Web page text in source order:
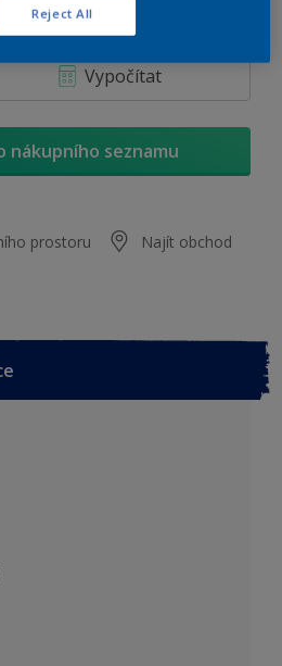
pro výpočet barvy
Vypočítat
nákupního seznamu
prostoru Najít obchod
Reject All